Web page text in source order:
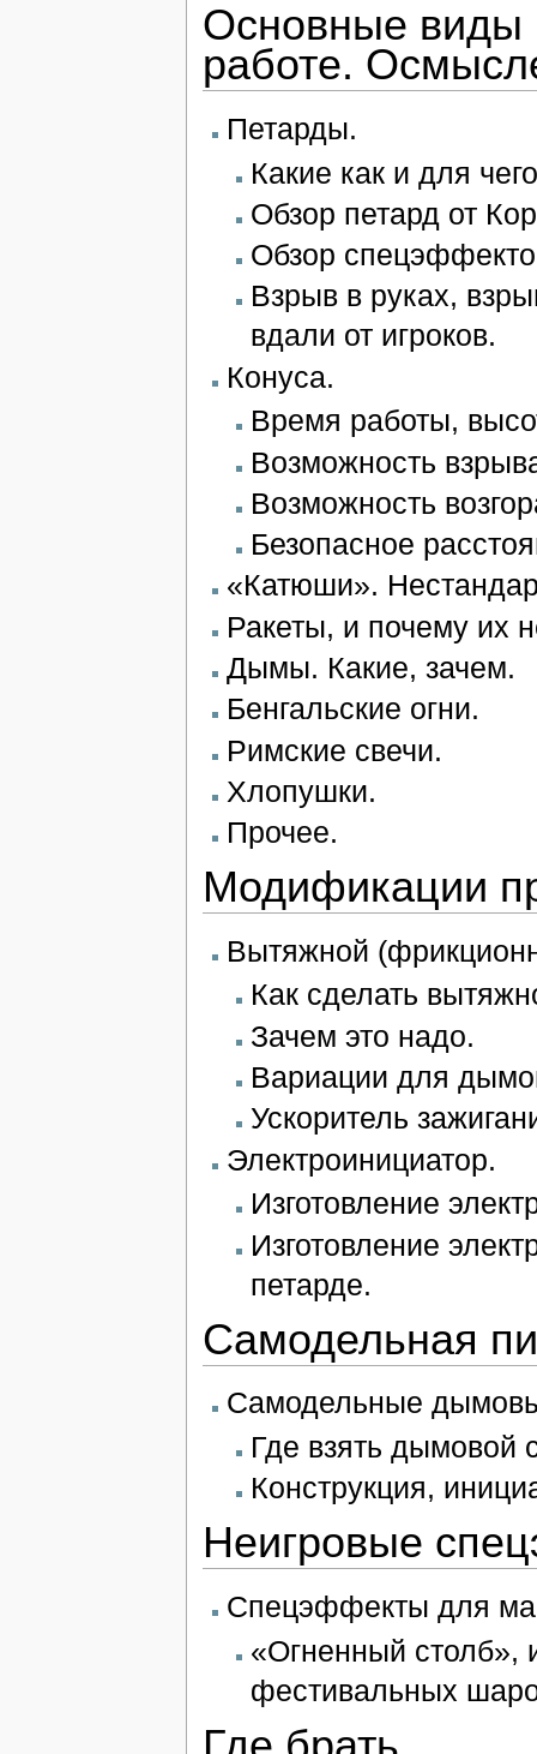
Основные виды
работе.
Петарды.
Какие как и для
Обзор петард от
Обзор
Взрыв в руках,
вдали от игроков.
Конуса.
Время работы,
Возможность
Возможность
Безопасное
«Катюши».
Ракеты, и почему их
Дымы. Какие, зачем.
Бенгальские огни.
Римские свечи.
Хлопушки.
Прочее.
Модификации
Вытяжной
Как сделать
Зачем это надо.
Вариации для
Ускоритель
Электроинициатор.
Изготовление
Изготовление
петарде.
Самодельная
Самодельные
Где взять дымовой
Конструкция,
Неигровые
Спецэффекты для
«Огненный столб»,
фестивальных